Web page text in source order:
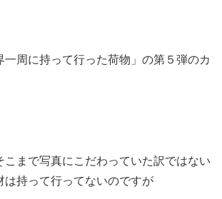
一周に持って行った荷物」の第５弾のカ
こまで写真にこだわっていた訳ではない
は持って行ってないのですが